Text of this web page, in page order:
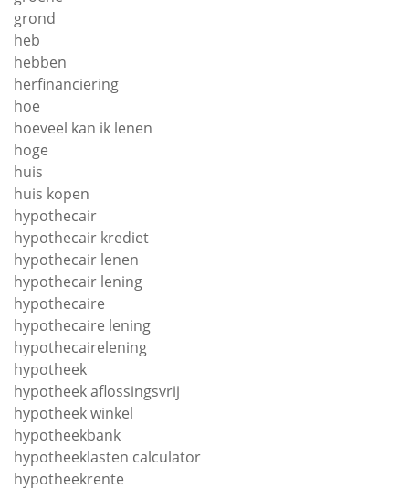
grond
heb
hebben
herfinanciering
hoe
hoeveel kan ik lenen
hoge
huis
huis kopen
hypothecair
hypothecair krediet
hypothecair lenen
hypothecair lening
hypothecaire
hypothecaire lening
hypothecairelening
hypotheek
hypotheek aflossingsvrij
hypotheek winkel
hypotheekbank
hypotheeklasten calculator
hypotheekrente